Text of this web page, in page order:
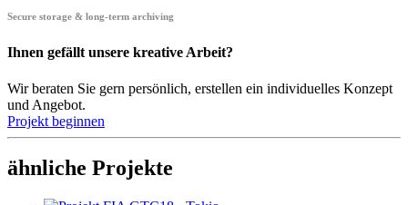
Secure storage & long-term archiving
Ihnen gefällt unsere kreative Arbeit?
Wir beraten Sie gern persönlich, erstellen ein individuelles Konzept
und Angebot.
Projekt beginnen
ähnliche Projekte